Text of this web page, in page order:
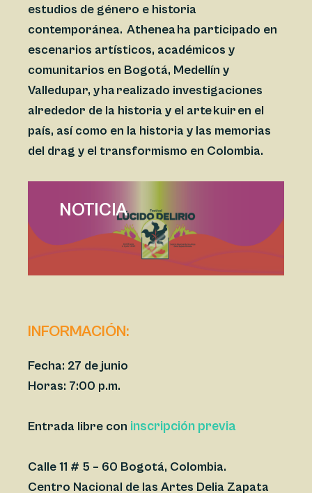
estudios de género e historia
contemporánea. Athenea ha participado en
escenarios artísticos, académicos y
comunitarios en Bogotá, Medellín y
Valledupar, y ha realizado investigaciones
alrededor de la historia y el arte kuir en el
país, así como en la historia y las memorias
del drag y el transformismo en Colombia.
NOTICIA
INFORMACIÓN:
Fecha: 27 de junio
Horas: 7:00 p.m.
Entrada libre con inscripción previa
Calle 11 # 5 – 60 Bogotá, Colombia.
Centro Nacional de las Artes Delia Zapata